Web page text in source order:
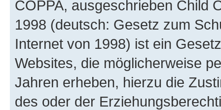
COPPA, ausgeschrieben Child
1998 (deutsch: Gesetz zum
Internet von 1998) ist ein
Websites, die möglicherweise
Jahren erheben, hierzu die
des oder der